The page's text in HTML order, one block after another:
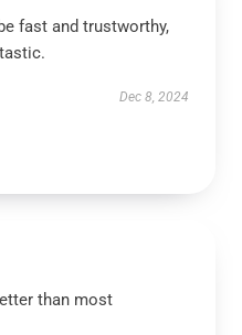
fast and trustworthy,
Dec 8, 2024
than most